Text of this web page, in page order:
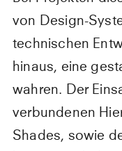
von Design-
technischen
hinaus, eine
wahren. Der
verbundenen
Shades, sowie